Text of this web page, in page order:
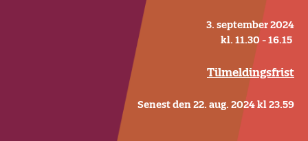
3. september 2024
kl. 11.30 - 16.15
Tilmeldingsfrist
Senest den 22. aug. 2024 kl 23.59